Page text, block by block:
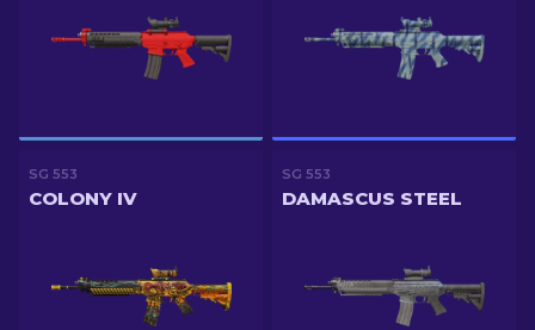
SG 553
COLONY IV
SG 553
DAMASCUS STEEL